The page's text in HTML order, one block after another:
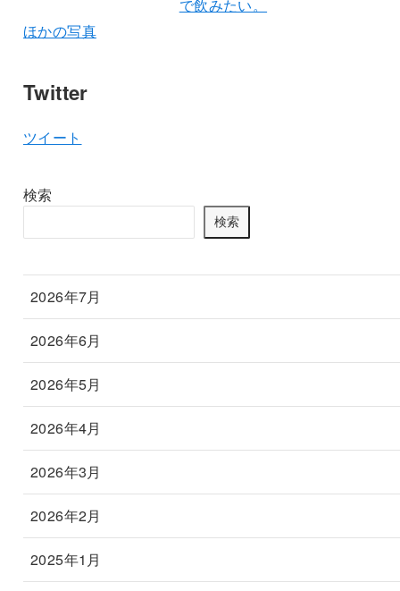
ほかの写真
Twitter
ツイート
検索
検索
2026年7月
2026年6月
2026年5月
2026年4月
2026年3月
2026年2月
2025年1月